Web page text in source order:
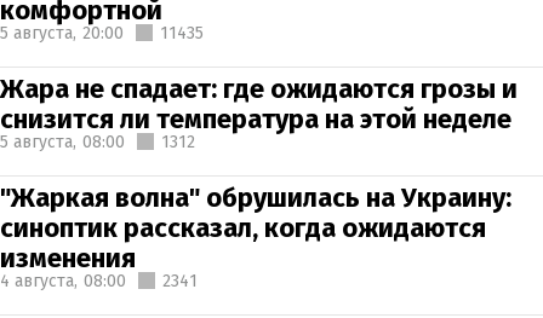
комфортной
5 августа, 20:00 11435
Жара не спадает: где ожидаются грозы и
снизится ли температура на этой неделе
5 августа, 08:00 1312
"Жаркая волна" обрушилась на Украину:
синоптик рассказал, когда ожидаются
изменения
4 августа, 08:00 2341